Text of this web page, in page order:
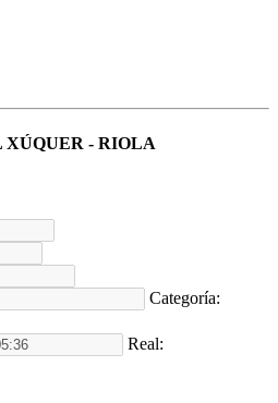
XÚQUER - RIOLA
Categoría:
Real: